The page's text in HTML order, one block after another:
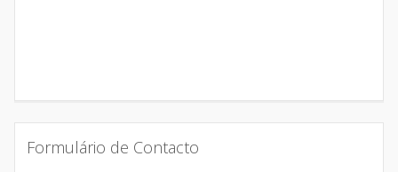
Formulário de Contacto